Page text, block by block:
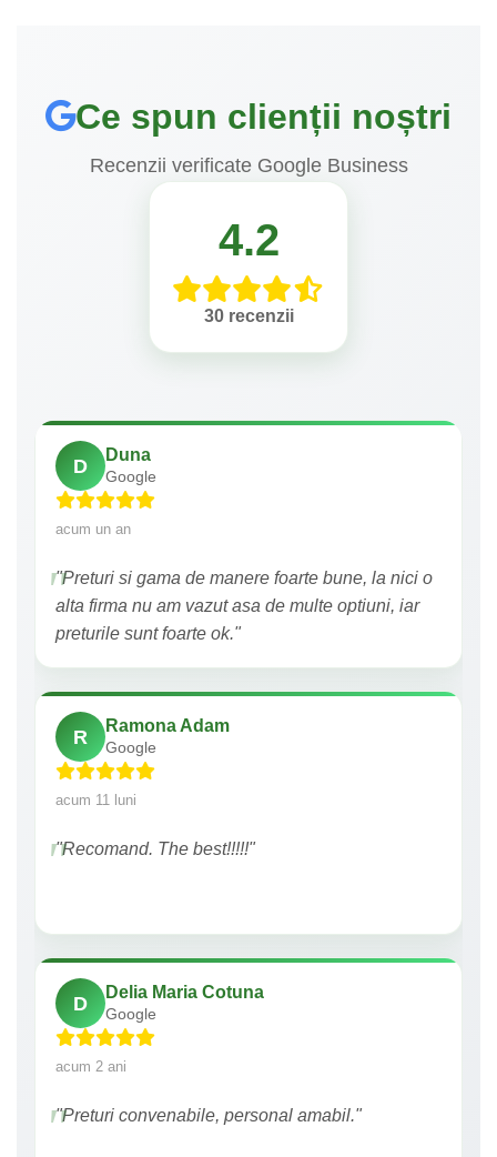
Ce spun clienții noștri
Recenzii verificate Google Business
4.2
30 recenzii
D
Duna
Google
acum un an
"Preturi si gama de manere foarte bune, la nici o
alta firma nu am vazut asa de multe optiuni, iar
preturile sunt foarte ok."
R
Ramona Adam
Google
acum 11 luni
"Recomand. The best!!!!!"
D
Delia Maria Cotuna
Google
acum 2 ani
"Preturi convenabile, personal amabil."